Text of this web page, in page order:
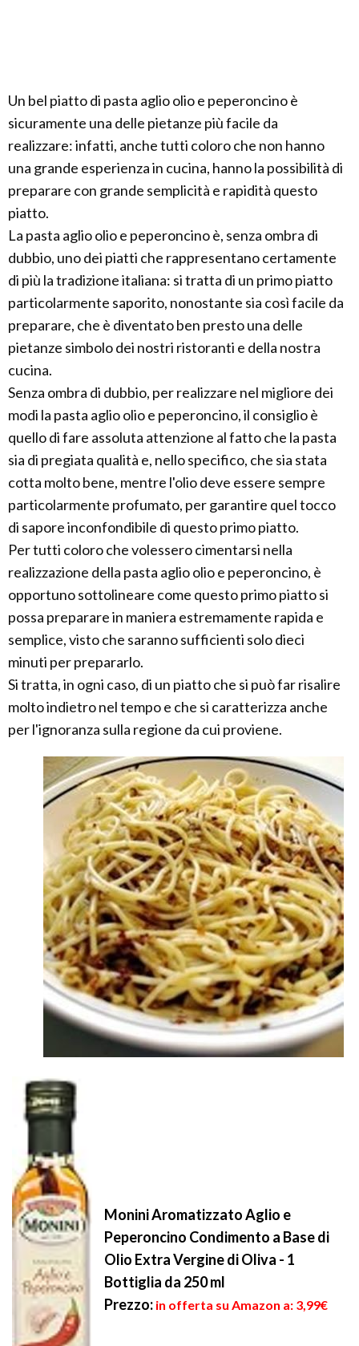
Un bel piatto di pasta aglio olio e peperoncino è
sicuramente una delle pietanze più facile da
realizzare: infatti, anche tutti coloro che non hanno
una grande esperienza in cucina, hanno la possibilità di
preparare con grande semplicità e rapidità questo
piatto.
La pasta aglio olio e peperoncino è, senza ombra di
dubbio, uno dei piatti che rappresentano certamente
di più la tradizione italiana: si tratta di un primo piatto
particolarmente saporito, nonostante sia così facile da
preparare, che è diventato ben presto una delle
pietanze simbolo dei nostri ristoranti e della nostra
cucina.
Senza ombra di dubbio, per realizzare nel migliore dei
modi la pasta aglio olio e peperoncino, il consiglio è
quello di fare assoluta attenzione al fatto che la pasta
sia di pregiata qualità e, nello specifico, che sia stata
cotta molto bene, mentre l'olio deve essere sempre
particolarmente profumato, per garantire quel tocco
di sapore inconfondibile di questo primo piatto.
Per tutti coloro che volessero cimentarsi nella
realizzazione della pasta aglio olio e peperoncino, è
opportuno sottolineare come questo primo piatto si
possa preparare in maniera estremamente rapida e
semplice, visto che saranno sufficienti solo dieci
minuti per prepararlo.
Si tratta, in ogni caso, di un piatto che si può far risalire
molto indietro nel tempo e che si caratterizza anche
per l'ignoranza sulla regione da cui proviene.
Monini Aromatizzato Aglio e
Peperoncino Condimento a Base di
Olio Extra Vergine di Oliva - 1
Bottiglia da 250 ml
Prezzo: in offerta su Amazon a: 3,99€